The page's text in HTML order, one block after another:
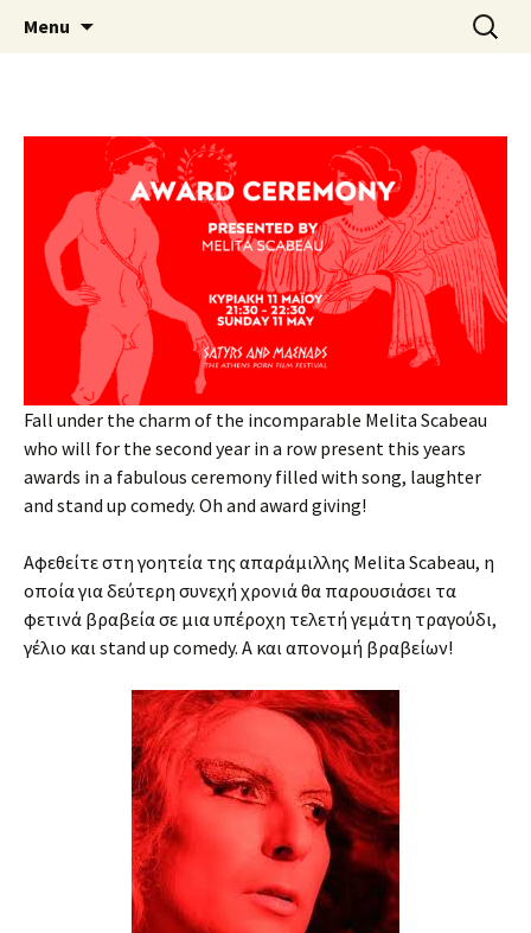
AthensPFF
Menu
Search
for:
Fall under the charm of the incomparable Melita Scabeau
who will for the second year in a row present this years
awards in a fabulous ceremony filled with song, laughter
and stand up comedy. Oh and award giving!
Αφεθείτε στη γοητεία της απαράμιλλης Melita Scabeau, η
οποία για δεύτερη συνεχή χρονιά θα παρουσιάσει τα
φετινά βραβεία σε μια υπέροχη τελετή γεμάτη τραγούδι,
γέλιο και stand up comedy. Α και απονομή βραβείων!